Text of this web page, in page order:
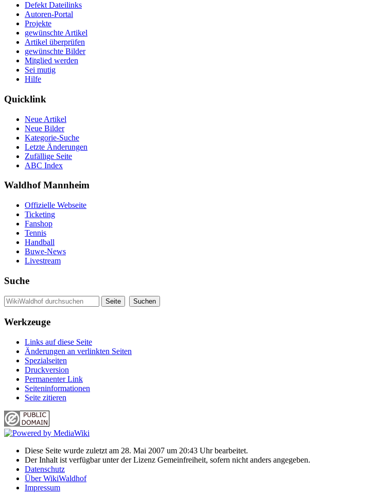
Defekt Dateilinks
Autoren-Portal
Projekte
gewünschte Artikel
Artikel überprüfen
gewünschte Bilder
Mitglied werden
Sei mutig
Hilfe
Quicklink
Neue Artikel
Neue Bilder
Kategorie-Suche
Letzte Änderungen
Zufällige Seite
ABC Index
Waldhof Mannheim
Offizielle Webseite
Ticketing
Fanshop
Tennis
Handball
Buwe-News
Livestream
Suche
Werkzeuge
Links auf diese Seite
Änderungen an verlinkten Seiten
Spezialseiten
Druckversion
Permanenter Link
Seiten­informationen
Seite zitieren
Diese Seite wurde zuletzt am 28. Mai 2007 um 20:43 Uhr bearbeitet.
Der Inhalt ist verfügbar unter der Lizenz Gemeinfreiheit, sofern nicht anders angegeben.
Datenschutz
Über WikiWaldhof
Impressum